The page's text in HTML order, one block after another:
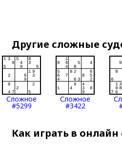
Другие сложные
Сложное
#5299
Сложное
#3422
Как играть в онлайн